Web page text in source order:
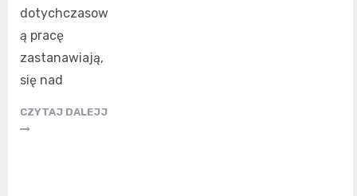
dotychczasow
ą pracę
zastanawiają,
się nad
CZYTAJ DALEJJ